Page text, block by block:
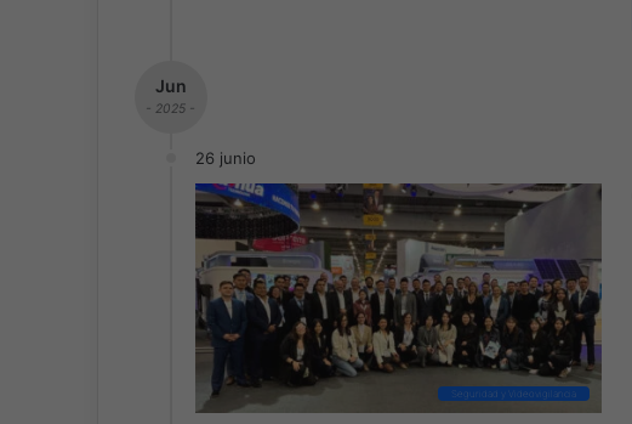
Jun
- 2025 -
26 junio
Seguridad y Videovigilancia